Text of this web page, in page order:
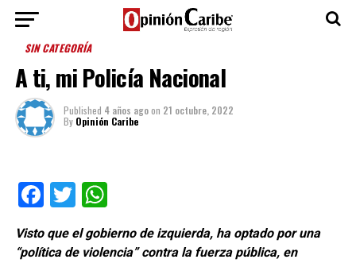
SIN CATEGORÍA
A ti, mi Policía Nacional
Published 4 años agoon 21 octubre, 2022
By Opinión Caribe
Facebook
TwitterWhatsApp
Visto que el gobierno de izquierda, ha optado por una
“política de violencia” contra la fuerza pública, en